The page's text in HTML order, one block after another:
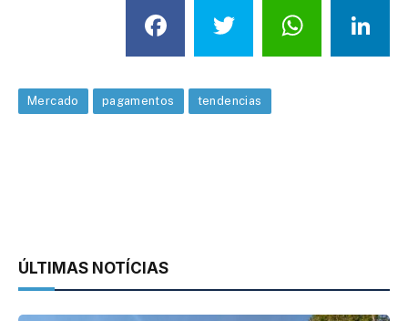
Facebook
Twitter
Mercado pagamentos tendencias
ÚLTIMAS NOTÍCIAS